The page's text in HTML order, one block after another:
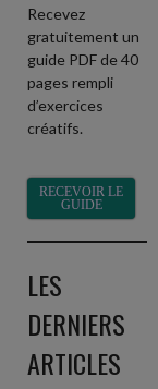
Recevez
gratuitement un
guide PDF de 40
pages rempli
d’exercices
créatifs.
RECEVOIR LE
GUIDE
LES
DERNIERS
ARTICLES